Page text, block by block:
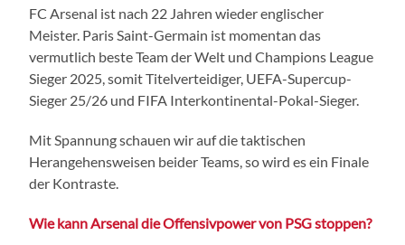
FC Arsenal ist nach 22 Jahren wieder englischer
Meister. Paris Saint-Germain ist momentan das
vermutlich beste Team der Welt und Champions League
Sieger 2025, somit Titelverteidiger, UEFA-Supercup-
Sieger 25/26 und FIFA Interkontinental-Pokal-Sieger.
Mit Spannung schauen wir auf die taktischen
Herangehensweisen beider Teams, so wird es ein Finale
der Kontraste.
Wie kann Arsenal die Offensivpower von PSG stoppen?